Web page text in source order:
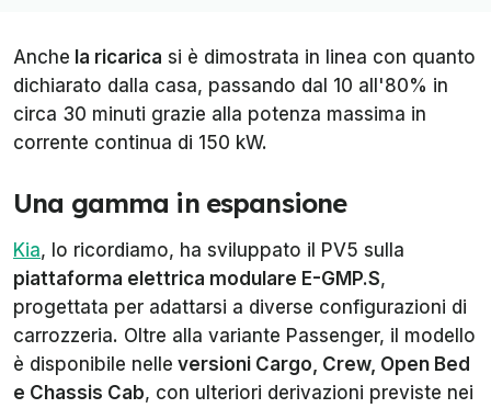
Anche la ricarica si è dimostrata in linea con quanto
dichiarato dalla casa, passando dal 10 all'80% in
circa 30 minuti grazie alla potenza massima in
corrente continua di 150 kW.
Una gamma in espansione
Kia, lo ricordiamo, ha sviluppato il PV5 sulla
piattaforma elettrica modulare E-GMP.S,
progettata per adattarsi a diverse configurazioni di
carrozzeria. Oltre alla variante Passenger, il modello
è disponibile nelle versioni Cargo, Crew, Open Bed
e Chassis Cab, con ulteriori derivazioni previste nei